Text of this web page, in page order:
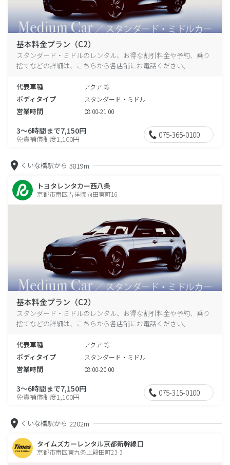
基本料金プラン（C2）
スタンダード・ミドルのレンタル、お得な割引料金や予約、乗り
捨てなどの詳細は、こちらから各店舗にお電話ください。
代表車種 アクア 等
ボディタイプ スタンダード・ミドル
営業時間 08:00-21:00
3～6時間まで7,150円
免責補償制度1,100円 075-365-0100
くいな橋駅から 3819m
トヨタレンタカー西八条
京都市南区吉祥院向田東町16
基本料金プラン（C2）
スタンダード・ミドルのレンタル、お得な割引料金や予約、乗り
捨てなどの詳細は、こちらから各店舗にお電話ください。
代表車種 アクア 等
ボディタイプ スタンダード・ミドル
営業時間 08:00-20:00
3～6時間まで7,150円
免責補償制度1,100円 075-315-0100
くいな橋駅から 2202m
タイムズカーレンタル京都新幹線口
京都市南区東九条上殿田町23-3